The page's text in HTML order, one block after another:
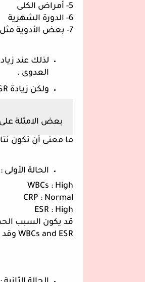
5- أمراض الكلى
6- الدورة الشهرية
7- بعض الأدوية مثل أدوية منع الحمل
العدوى .
ولكن زيادة ESR لوحده يؤكد دلالات مرضية مختلفة .
بعض الامثلة
ما معنى أن تكون
الحالة الأولى :
WBCs : High
CRP : Normal
ESR : High
قد يكون السبب
WBCs and ESR وقد يكون السبب اللوكيميا Leukemia